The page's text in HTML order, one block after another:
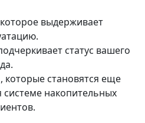
выдерживает
статус вашего
, которые становятся еще
системе накопительных